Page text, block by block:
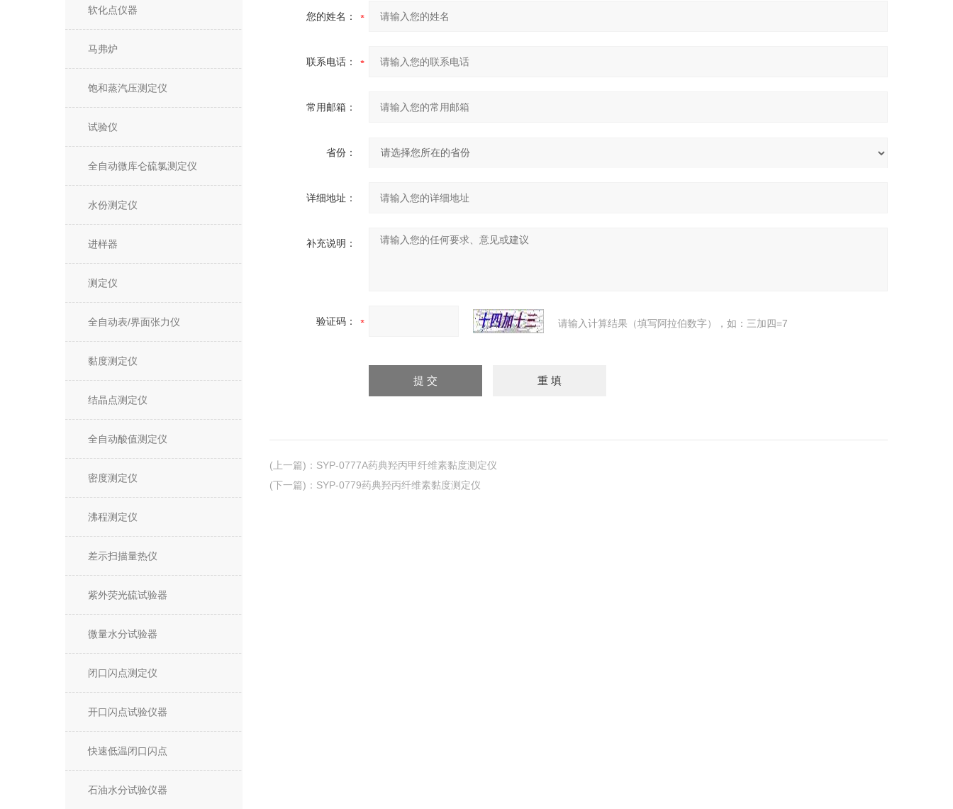
软化点仪器
马弗炉
饱和蒸汽压测定仪
试验仪
全自动微库仑硫氯测定仪
水份测定仪
进样器
测定仪
全自动表/界面张力仪
黏度测定仪
结晶点测定仪
全自动酸值测定仪
密度测定仪
沸程测定仪
差示扫描量热仪
紫外荧光硫试验器
微量水分试验器
闭口闪点测定仪
开口闪点试验仪器
快速低温闭口闪点
石油水分试验仪器
您的姓名：
联系电话：
常用邮箱：
省份：
详细地址：
补充说明：
验证码： 请输入计算结果（填写阿拉伯数字），如：三加四=7
(上一篇) ： SYP-0777A药典羟丙甲纤维素黏度测定仪
(下一篇) ： SYP-0779药典羟丙纤维素黏度测定仪